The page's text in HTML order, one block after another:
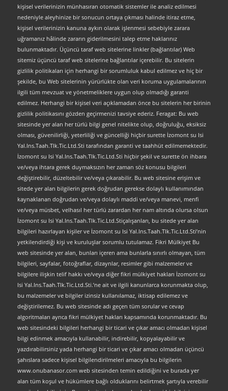
kişisel verilerinizin münhasıran otomatik sistemler ile analiz edilmesi
nedeniyle aleyhinize bir sonucun ortaya çıkması halinde itiraz etme,
kişisel verilerinizin kanuna aykırı olarak işlenmesi sebebiyle zarara
uğramanız hâlinde zararın giderilmesini talep etme haklarınız
bulunmaktadır. Üçüncü taraf web sitelerine linkler (bağlantılar) Web
sitemiz üçüncü taraf web sitelerine bağlantılar içerebilir. Bu sitelerin
gizlilik politikaları için herhangi bir sorumluluk kabul edilmez ve hiç bir
şekilde, bu Web sitelerinin yürürlükte olan veri koruma uygulamalarının
ilgili tüm mevzuat ve yönetmeliklere uygun olup olmadığı garanti
edilmez. Herhangi bir kişisel veri açıklamadan önce bu sitelerin her birinin
gizlilik politikasını gözden geçirmenizi tavsiye ederiz. Feragat: Bu web
sitesinde yer alan her türlü bilgi genel nitelikte olup, doğruluğu, eksiksiz
olması, güvenilirliği, yeterliliği ve güncelliği hiçbir surette İzomont su Isi
Yal.Ins.Taah.Tlk.Tic.Ltd.Sti tarafından garanti ve taahhüt edilmemektedir.
İzomont su Isi Yal.Ins.Taah.Tlk.Tic.Ltd.Sti hiçbir şekil ve surette ön ihbara
ve/veya ihtara gerek duymaksızın her zaman söz konusu bilgileri
değiştirebilir, düzeltebilir ve/veya çıkarabilir. Bu web sitesine erişim ve
sitede yer alan bilgilerin gerek doğrudan gerekse dolaylı kullanımından
kaynaklanan doğrudan ve/veya dolaylı maddi ve/veya manevi, menfi
ve/veya müsbet, velhasıl her türlü zarardan her nam altında olursa olsun
İzomont su Isi Yal.Ins.Taah.Tlk.Tic.Ltd.Stiçalışanları, bu sitede yer alan
bilgileri hazırlayan kişiler ve İzomont su Isi Yal.Ins.Taah.Tlk.Tic.Ltd.Sti’nin
yetkilendirdiği kişi ve kuruluşlar sorumlu tutulamaz. Fikri Mülkiyet Bu
web sitesinde yer alan, bunları içeren ama bunlarla sınırlı olmayan, tüm
bilgileri, sayfalar, fotoğraflar, dizaynlar, resimler gibi malzemeler ve
bilgilere ilişkin telif hakkı ve/veya diğer fikri mülkiyet hakları İzomont su
Isi Yal.Ins.Taah.Tlk.Tic.Ltd.Sti.’ne ait ve ilgili kanunlarca korunmakta olup,
bu malzemeler ve bilgiler izinsiz kullanılamaz, iktisap edilemez ve
değiştirilemez. Bu web sitesinde adı geçen tüm sorular ve cevap
algoritmaları ayrıca fikri mülkiyet hakları kapsamında korunmaktadır. Bu
web sitesindeki bilgileri herhangi bir ticari ve çıkar amacı olmadan kişisel
bilgi edinmek amacıyla kullanabilir, indirebilir, kopyalayabilir ve
yazdırabilirsiniz yada herhangi bir ticari ve çıkar amacı olmadan üçüncü
şahıslara sadece kişisel bilgilendirilmeleri amacıyla bu bilgilerin
www.onubanasor.com web sitesinden temin edildiğini ve burada yer
alan tüm koşul ve hükümlere bağlı olduklarını belirtmek şartıyla verebilir